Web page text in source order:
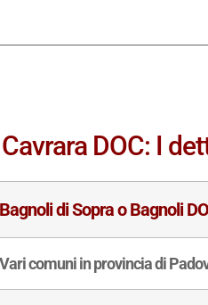
DOC: I
Bagnoli di Sopra o Bagnoli
Vari comuni in provincia di